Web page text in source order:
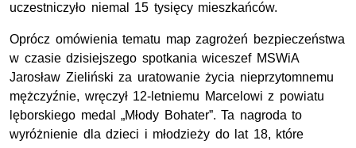
uczestniczyło niemal 15 tysięcy mieszkańców.
Oprócz omówienia tematu map zagrożeń bezpieczeństwa
w czasie dzisiejszego spotkania wiceszef MSWiA
Jarosław Zieliński za uratowanie życia nieprzytomnemu
mężczyźnie, wręczył 12-letniemu Marcelowi z powiatu
lęborskiego medal „Młody Bohater”. Ta nagroda to
wyróżnienie dla dzieci i młodzieży do lat 18, które